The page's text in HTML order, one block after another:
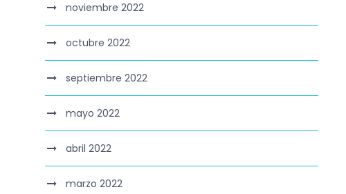
noviembre 2022
octubre 2022
septiembre 2022
mayo 2022
abril 2022
marzo 2022